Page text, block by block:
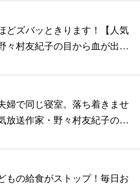
どズバッときります！【人気
々村友紀子の目から血が出る
婦で同じ寝室。落ち着きませ
放送作家・野々村友紀子の目
もの給食がストップ！毎日お